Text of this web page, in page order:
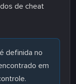
de cheat
definida no
em